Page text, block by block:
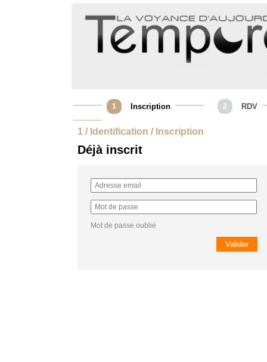
1 Inscription 2 RDV
1 / Identification / Inscription
Déjà inscrit
Mot de passe oublié